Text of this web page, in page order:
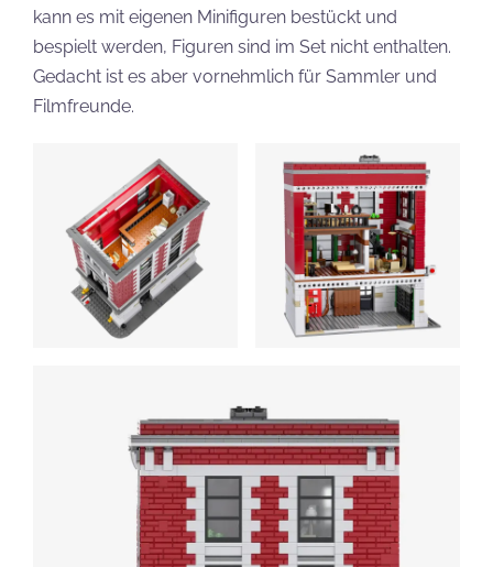
kann es mit eigenen Minifiguren bestückt und
bespielt werden, Figuren sind im Set nicht enthalten.
Gedacht ist es aber vornehmlich für Sammler und
Filmfreunde.